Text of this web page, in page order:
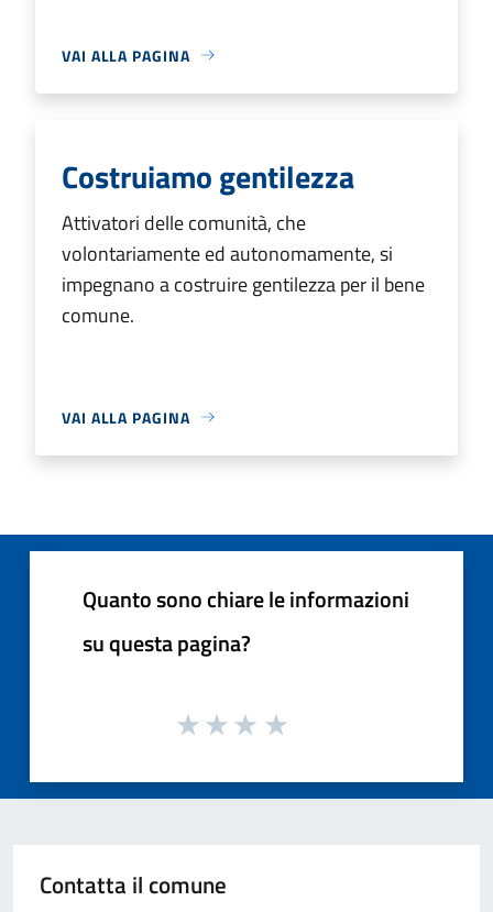
VAI ALLA PAGINA
Costruiamo gentilezza
Attivatori delle comunità, che
volontariamente ed autonomamente, si
impegnano a costruire gentilezza per il bene
comune.
VAI ALLA PAGINA
Quanto sono chiare le informazioni
su questa pagina?
Contatta il comune